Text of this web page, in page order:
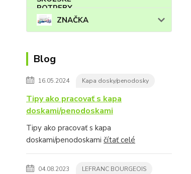
ZNAČKA
Blog
16.05.2024 Kapa dosky/penodosky
Tipy ako pracovať s kapa
doskami/penodoskami
Tipy ako pracovať s kapa
doskami/penodoskami čítať celé
04.08.2023 LEFRANC BOURGEOIS